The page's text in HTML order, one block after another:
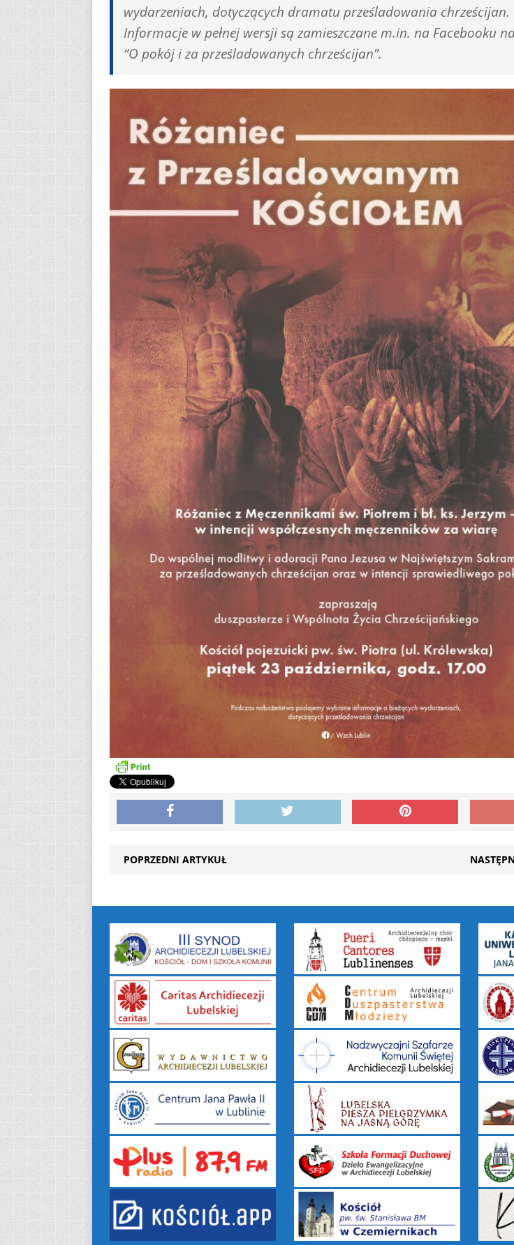
wydarzeniach, dotyczących dramatu prześladowania chrześcijan.
Informacje w pełnej wersji są zamieszczane m.in. na Facebooku
“O pokój i za prześladowanych chrześcijan”.
POPRZEDNI ARTYKUŁ